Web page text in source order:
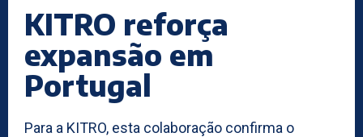
KITRO reforça
expansão em
Portugal
Para a KITRO, esta colaboração confirma o